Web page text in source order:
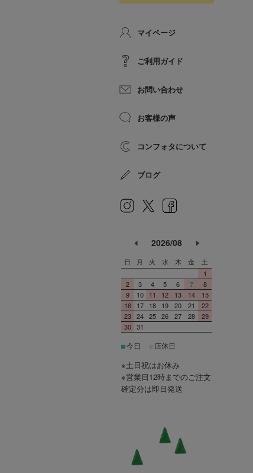
マイページ
ご利用ガイド
お問い合わせ
お客様の声
コンフォタについて
ブログ
2026/08
日 月 火 水 木 金
土
1
2
3 4 5 6 7
8
9
10 11 12 13 14
15
16
17 18 19 20 21
22
23 24 25 26 27 28
29
30 31
■今日 店休日
※土日祝はお休み
※営業日12時までのご注文
確定分は即日発送